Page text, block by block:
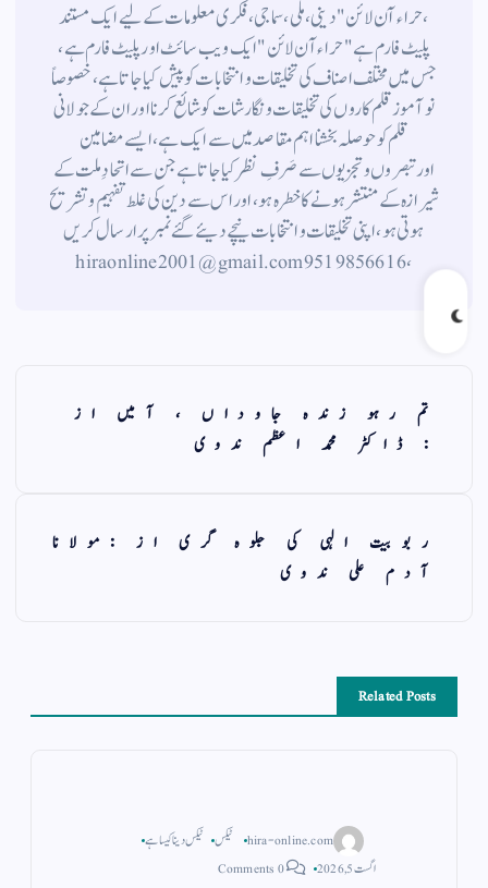
،حراء آن لائن" دینی ، ملی ، سماجی ، فکری معلومات کے لیے ایک مستند
پلیٹ فارم ہے " حراء آن لائن " ایک ویب سائٹ اور پلیٹ فارم ہے ،
جس میں مختلف اصناف کی تخلیقات و انتخابات کو پیش کیا جاتا ہے ، خصوصاً
نوآموز قلم کاروں کی تخلیقات و نگارشات کو شائع کرنا اور ان کے جولانی
قلم کوحوصلہ بخشنا اہم مقاصد میں سے ایک ہے ، ایسے مضامین
اورتبصروں وتجزیوں سے صَرفِ نظر کیا جاتاہے جن سے اتحادِ ملت کے
شیرازہ کے منتشر ہونے کاخطرہ ہو ، اور اس سے دین کی غلط تفہیم وتشریح
ہوتی ہو، اپنی تخلیقات و انتخابات نیچے دیئے گئے نمبر پر ارسال کریں
، 9519856616 hiraonline2001@gmail.com
تم رہو زندہ جاوداں ، آمیں از
: ڈاکٹر محمد اعظم ندوی
ربوبیت الہی کی جلوہ گری از :مولانا
آدم علی ندوی
Related Posts
hira-online.com ٹیکس ٹیکس دینا کیسا ہے
اگست 5, 2026
0 Comments